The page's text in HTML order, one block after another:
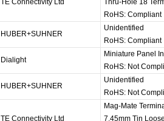
TE Connectivity Ltd
Thru-Hole 18
RoHS: Compliant
HUBER+SUHNER
Unidentified
RoHS: Compliant
Dialight
Miniature Panel
RoHS: Not
HUBER+SUHNER
Unidentified
RoHS: Not
TE Connectivity Ltd
Mag-Mate
7.45mm Tin